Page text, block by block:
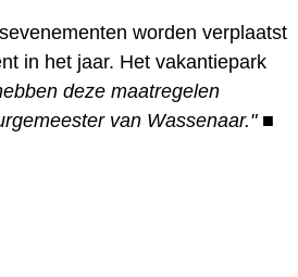
worden verplaatst
in het jaar. Het vakantiepark
deze maatregelen
van Wassenaar." ■